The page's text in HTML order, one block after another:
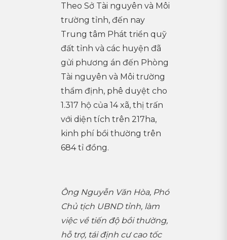
Theo Sở Tài nguyên và Môi
trường tỉnh, đến nay
Trung tâm Phát triển quỹ
đất tỉnh và các huyện đã
gửi phương án đến Phòng
Tài nguyên và Môi trường
thẩm định, phê duyệt cho
1.317 hộ của 14 xã, thị trấn
với diện tích trên 217ha,
kinh phí bồi thường trên
684 tỉ đồng.
Ông Nguyễn Văn Hòa, Phó
Chủ tịch UBND tỉnh, làm
việc về tiến độ bồi thường,
hỗ trợ, tái định cư cao tốc